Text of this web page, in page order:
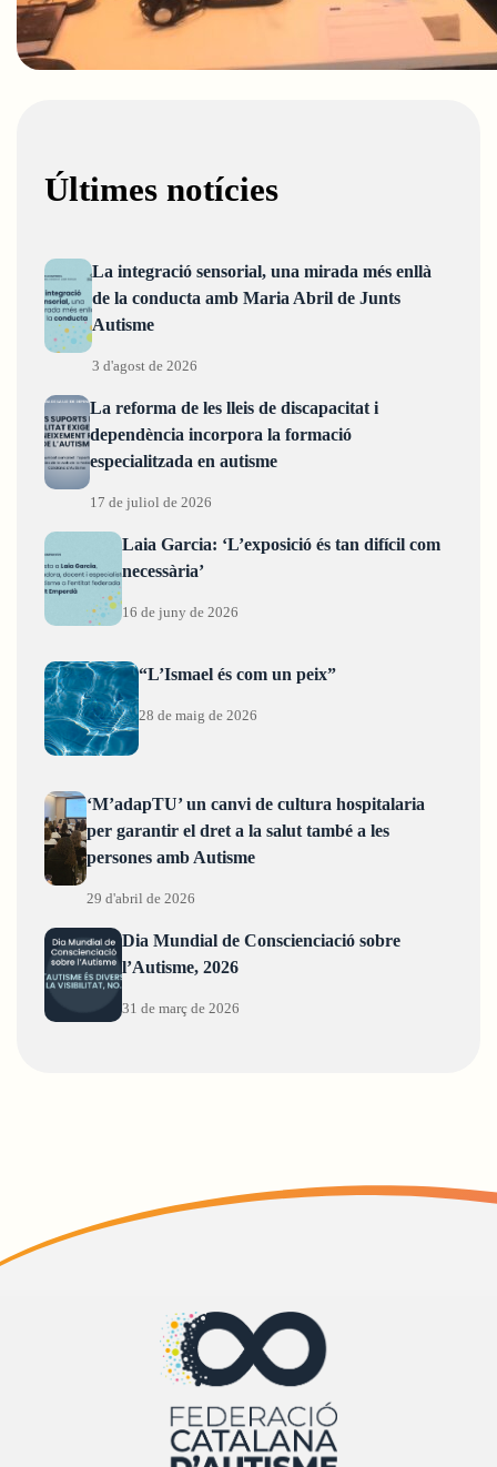
Últimes notícies
La integració sensorial, una mirada més enllà
de la conducta amb Maria Abril de Junts
Autisme
3 d'agost de 2026
La reforma de les lleis de discapacitat i
dependència incorpora la formació
especialitzada en autisme
17 de juliol de 2026
Laia Garcia: ‘L’exposició és tan difícil com
necessària’
16 de juny de 2026
“L’Ismael és com un peix”
28 de maig de 2026
‘M’adapTU’ un canvi de cultura hospitalaria
per garantir el dret a la salut també a les
persones amb Autisme
29 d'abril de 2026
Dia Mundial de Conscienciació sobre
l’Autisme, 2026
31 de març de 2026